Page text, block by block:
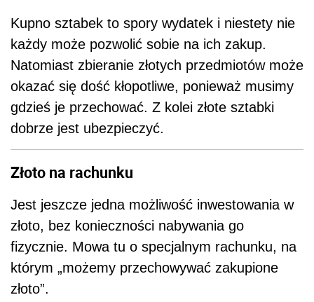
Kupno sztabek to spory wydatek i niestety nie
każdy może pozwolić sobie na ich zakup.
Natomiast zbieranie złotych przedmiotów może
okazać się dość kłopotliwe, ponieważ musimy
gdzieś je przechować. Z kolei złote sztabki
dobrze jest ubezpieczyć.
Złoto na rachunku
Jest jeszcze jedna możliwość inwestowania w
złoto, bez konieczności nabywania go
fizycznie. Mowa tu o specjalnym rachunku, na
którym „możemy przechowywać zakupione
złoto”.